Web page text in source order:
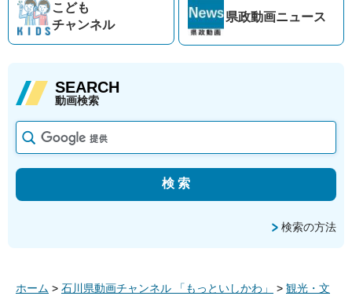
こども
チャンネル
県政動画ニュース
SEARCH
動画検索
検索の方法
ホーム > 石川県動画チャンネル 「もっといしかわ」 > 観光・文